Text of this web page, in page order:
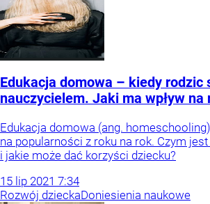
Edukacja domowa – kiedy rodzic
nauczycielem. Jaki ma wpływ na
Edukacja domowa (ang.
na popularności z roku na rok. Czym
i jakie może dać korzyści dziecku?
15 lip 2021 7:34
Rozwój dzieckaDoniesienia naukowe